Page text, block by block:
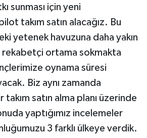
sunması için yeni
takım satın alacağız. Bu
yetenek havuzuna daha yakın
rekabetçi ortama sokmakta
oynama süresi
Biz aynı zamanda
satın alma planı üzerinde
yaptığımız incelemeler
3 farklı ülkeye verdik.